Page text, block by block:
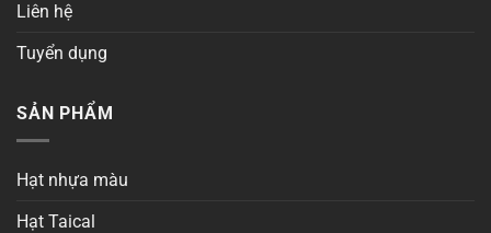
Liên hệ
Tuyển dụng
SẢN PHẨM
Hạt nhựa màu
Hạt Taical